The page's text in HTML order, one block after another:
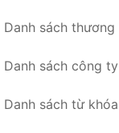
Danh sách thương
Danh sách công ty
Danh sách từ khóa